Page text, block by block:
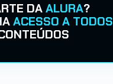
DAALURA?
ACESSO A TODOS